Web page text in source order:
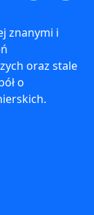
znanymi i
oraz stale
o